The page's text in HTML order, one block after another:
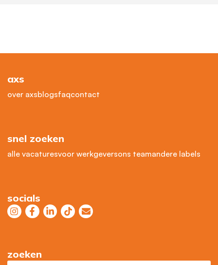
axs
over axsblogsfaqcontact
snel zoeken
alle vacaturesvoor werkgeversons teamandere labels
socials
zoeken